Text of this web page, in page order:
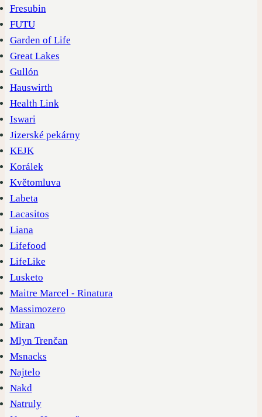
Fresubin
FUTU
Garden of Life
Great Lakes
Gullón
Hauswirth
Health Link
Iswari
Jizerské pekárny
KEJK
Korálek
Květomluva
Labeta
Lacasitos
Liana
Lifefood
LifeLike
Lusketo
Maitre Marcel - Rinatura
Massimozero
Miran
Mlyn Trenčan
Msnacks
Najtelo
Nakd
Natruly